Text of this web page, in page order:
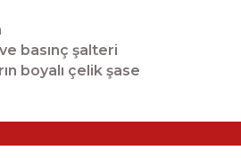
basınç şalteri
boyalı çelik şase